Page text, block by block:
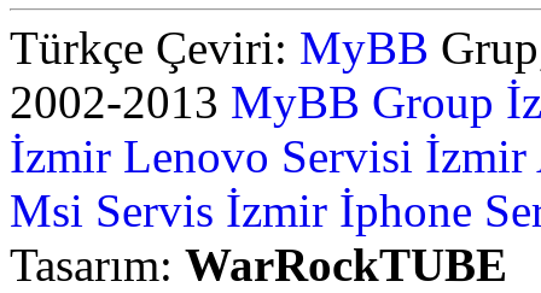
Türkçe Çeviri: MyBB
2002-2013 MyBB Group
İzmir Lenovo Servisi İzmir
Msi Servis İzmir İphone
Tasarım: WarRockTUBE